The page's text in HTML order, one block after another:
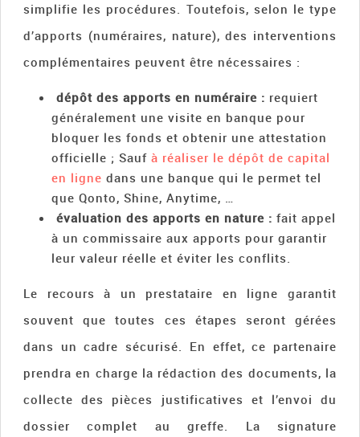
simplifie les procédures. Toutefois, selon le type
d’apports (numéraires, nature), des interventions
complémentaires peuvent être nécessaires :
dépôt des apports en numéraire : requiert
généralement une visite en banque pour
bloquer les fonds et obtenir une attestation
officielle ; Saufà réaliser le dépôt de capital
en ligne dans une banque qui le permet tel
que Qonto, Shine, Anytime, …
évaluation des apports en nature : fait appel
à un commissaire aux apports pour garantir
leur valeur réelle et éviter les conflits.
Le recours à un prestataire en ligne garantit
souvent que toutes ces étapes seront gérées
dans un cadre sécurisé. En effet, ce partenaire
prendra en charge la rédaction des documents, la
collecte des pièces justificatives et l’envoi du
dossier complet au greffe. La signature